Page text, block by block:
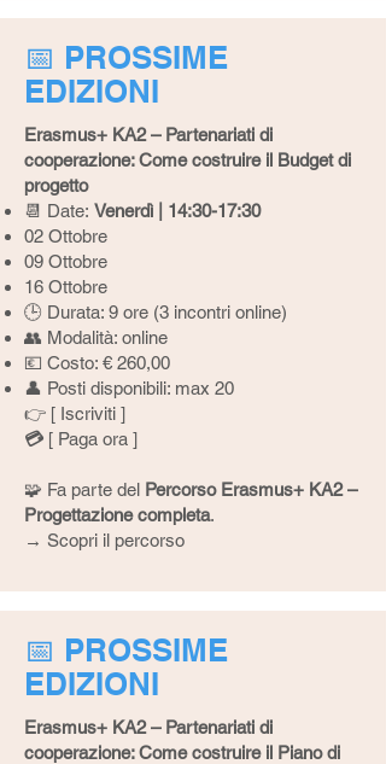
📅 PROSSIME
EDIZIONI
Erasmus+ KA2 – Partenariati di
cooperazione: Come costruire il Budget di
progetto
📆 Date: Venerdì | 14:30-17:30
02 Ottobre
09 Ottobre
16 Ottobre
🕒 Durata: 9 ore (3 incontri online)
👥 Modalità: online
💶 Costo: € 260,00
👤 Posti disponibili: max 20
👉 [ Iscriviti ]
💳 [ Paga ora ]
🧩 Fa parte del Percorso Erasmus+ KA2 –
Progettazione completa.
→ Scopri il percorso
📅 PROSSIME
EDIZIONI
Erasmus+ KA2 – Partenariati di
cooperazione: Come costruire il Piano di